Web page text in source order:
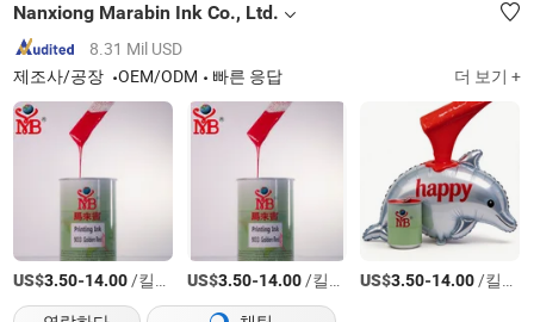
Nanxiong Marabin Ink Co., Ltd.
8.31 Mil USD
제조사/공장
OEM/ODM 빠른 응답 더 보기 +
US$3.50-14.00/킬로그램 US$3.50-14.00/킬로그램 US$3.50-14.00/킬로그램